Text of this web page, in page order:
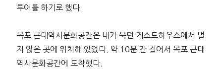
투어를 하기로 했다.
목포 근대역사문화공간은 내가 묵던 게스트하우스에서 멀
지 않은 곳에 위치해 있었다. 약 10분 간 걸어서 목포 근대
역사문화공간에 도착했다.